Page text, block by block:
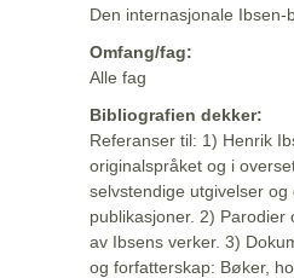
Den internasjonale Ibsen-
Omfang/fag:
Alle fag
Bibliografien dekker:
Referanser til: 1) Henrik
originalspråket og i
selvstendige utgivelser og
publikasjoner. 2) Parodier
av Ibsens verker. 3)
og forfatterskap: Bøker,